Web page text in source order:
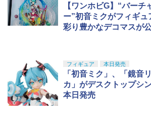
【ワンホビG】“バーチ
ー”初音ミクがフィギュ
彩り豊かなデコマスが
フィギュア 本日発売
「初音ミク」、「鏡音
カ」がデスクトップシ
本日発売